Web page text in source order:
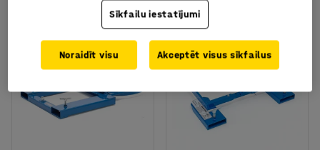
Sīkfailu iestatījumi
Noraidīt visu Akceptēt visus sīkfailus